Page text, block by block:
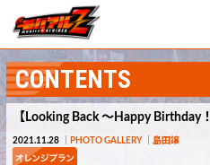
CONTENTS
【Looking Back ～Happy Birthday
2021.11.28 PHOTO GALLERY 島田譲